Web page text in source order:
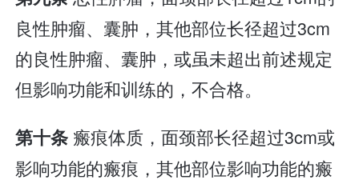
良性肿瘤、囊肿，其他部位长径超过3cm
的良性肿瘤、囊肿，或虽未超出前述规定
但影响功能和训练的，不合格。
第十条 瘢痕体质，面颈部长径超过3cm或
影响功能的瘢痕，其他部位影响功能的瘢